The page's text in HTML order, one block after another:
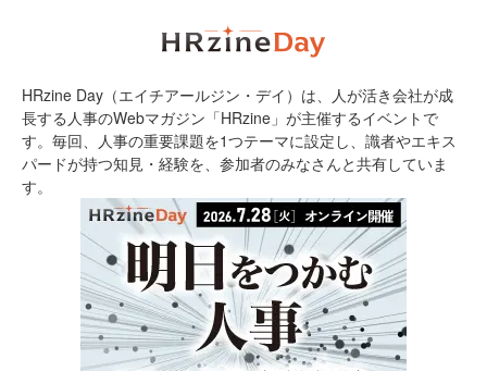
HRzine Day（エイチアールジン・デイ）は、人が活き会社が成
長する人事のWebマガジン「HRzine」が主催するイベントで
す。毎回、人事の重要課題を1つテーマに設定し、識者やエキス
パードが持つ知見・経験を、参加者のみなさんと共有していま
す。